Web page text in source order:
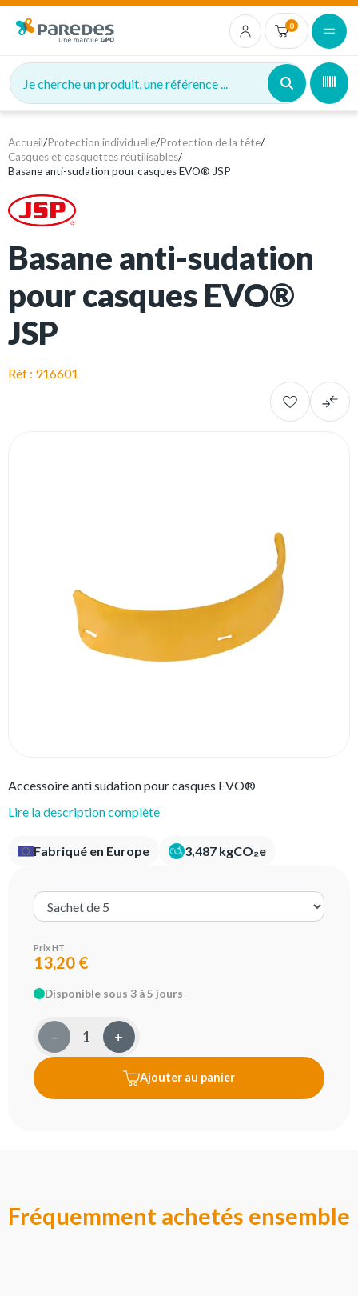
0
Je cherche un produit, une référence ...
Accueil/Protection individuelle/Protection de la tête/
Casques et casquettes réutilisables/
Basane anti-sudation pour casques EVO® JSP
Basane anti-sudation
pour casques EVO®
JSP
Réf : 916601
Accessoire anti sudation pour casques EVO®
Lire la description complète
Fabriqué en Europe 3,487 kgCO₂e
Prix HT
13,20 €
Disponible sous 3 à 5 jours
– +
Ajouter au panier
Fréquemment achetés ensemble